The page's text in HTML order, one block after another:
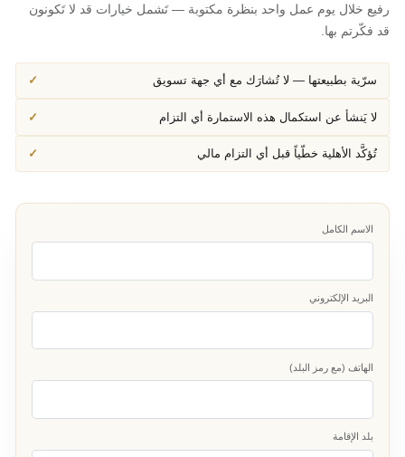
رفيع خلال يوم عمل واحد بنظرة مكتوبة — تَشمل خيارات قد لا تَكونون
قد فكّرتم بها.
سرّية بطبيعتها — لا تُشارَك مع أي جهة تسويق
لا يَنشأ عن استكمال هذه الاستمارة أي التزام
تُؤكَّد الأهلية خطّياً قبل أي التزام مالي
الاسم الكامل
البريد الإلكتروني
الهاتف (مع رمز البلد)
بلد الإقامة